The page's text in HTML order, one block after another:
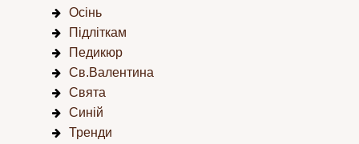
Осінь
Підліткам
Педикюр
Св.Валентина
Свята
Синій
Тренди